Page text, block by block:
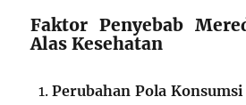
Faktor Penyebab
Alas Kesehatan
Perubahan Pola Konsumsi